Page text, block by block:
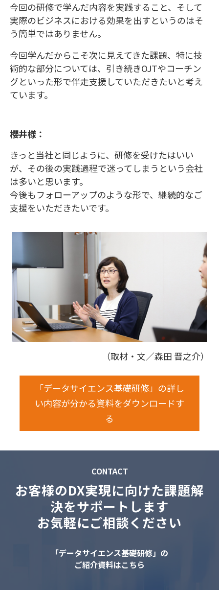
今回の研修で学んだ内容を実践すること、そして
実際のビジネスにおける効果を出すというのはそ
う簡単ではありません。
今回学んだからこそ次に見えてきた課題、特に技
術的な部分については、引き続きOJTやコーチン
グといった形で伴走支援していただきたいと考え
ています。
櫻井様：
きっと当社と同じように、研修を受けたはいい
が、その後の実践過程で迷ってしまうという会社
は多いと思います。
今後もフォローアップのような形で、継続的なご
支援をいただきたいです。
（取材・文／森田 晋之介）
「データサイエンス基礎研修」の詳し
い内容が分かる資料をダウンロードす
る
CONTACT
お客様のDX実現に向けた課題解
決をサポートします
お気軽にご相談ください
「データサイエンス基礎研修」の
ご紹介資料はこちら